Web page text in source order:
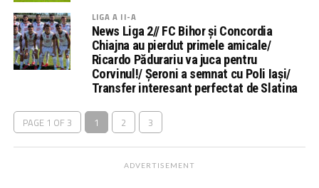
LIGA A II-A
News Liga 2// FC Bihor și Concordia
Chiajna au pierdut primele amicale/
Ricardo Pădurariu va juca pentru
Corvinul!/ Șeroni a semnat cu Poli Iași/
Transfer interesant perfectat de Slatina
PAGE 1 OF 3 1 2 3
ADVERTISEMENT